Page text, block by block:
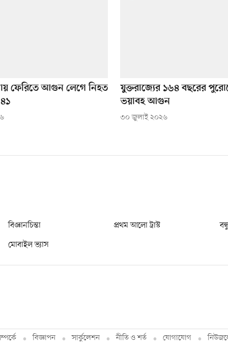
ফেরিতে আগুন লেগে নিহত
যুক্তরাজ্যের ১৬৪ বছরের
ভয়াবহ আগুন
৩০ জুলাই ২০২৬
বিজ্ঞানচিন্তা প্রথম আলো ট্রাস্ট
মোবাইল ভ্যাস
বিজ্ঞাপন সার্কুলেশন নীতি ও শর্ত যোগাযোগ